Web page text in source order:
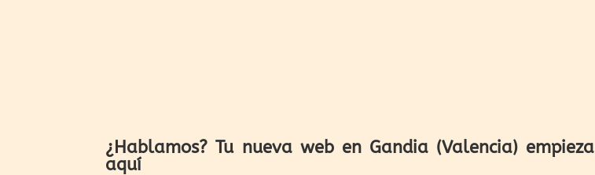
¿Hablamos? Tu nueva web en Gandia (Valencia) empieza
aquí